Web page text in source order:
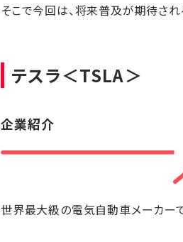
そこで今回は、将来普及が期待され
テスラ＜TSLA＞
企業紹介
世界最大級の電気自動車メーカー